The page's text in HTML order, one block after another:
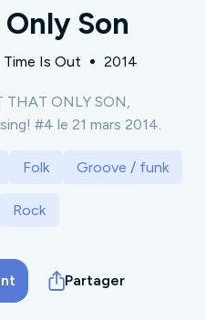
Son
Time Is Out 2014
THAT ONLY SON,
#4 le 21 mars 2014.
Folk Groove / funk
Rock
Partager